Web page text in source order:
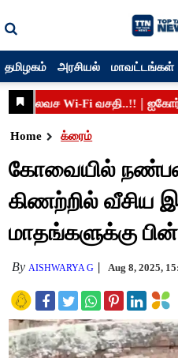
தமிழகம் அரசியல் மாவட்டங்கள்
Home க்ரைம்
கோவையில்
கிணற்றில் வீசிய
மாதங்களுக்கு
By AISHWARYA G Aug 8, 2025,